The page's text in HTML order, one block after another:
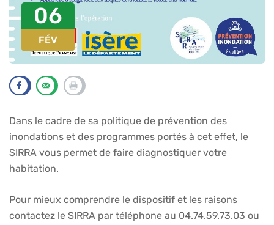
06
FÉV
Dans le cadre de sa politique de prévention des
inondations et des programmes portés à cet effet, le
SIRRA vous permet de faire diagnostiquer votre
habitation.
Pour mieux comprendre le dispositif et les raisons
contactez le SIRRA par téléphone au 04.74.59.73.03 ou